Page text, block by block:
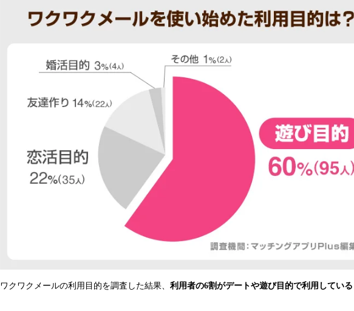
ワクワクメールの利用目的を調査した結果、 利用者の6割がデートや遊び目的で利用している